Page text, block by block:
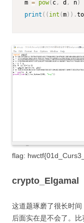
m = pow( c , d , n)
print ( ( int (m) ) .
flag:
crypto_Elgamal
这道题琢磨了很长时间
后面实在是不会了。